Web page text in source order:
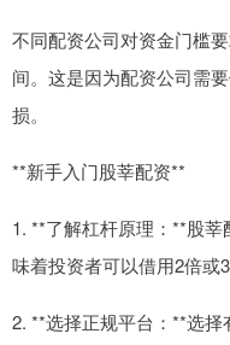
不同配资公司对资金门槛
间。这是因为配资公司需
损。
**新手入门股莘配资**
1. **了解杠杆原理：**股
味着投资者可以借用2倍或
2. **选择正规平台：**选